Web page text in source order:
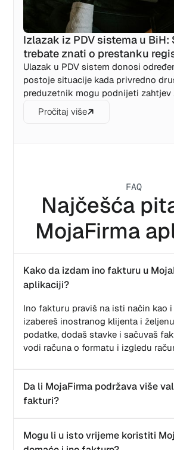
Izlazak iz PDV sistema u BiH:
trebate znati o prestanku
UIO
Ulazak u PDV sistem donosi
postoje situacije kada privredno
preduzetnik mogu podnijeti zahtjev
registracije kod Uprave za
Pročitaj više
FAQ
Najčešća
MojaFirma
Kako da izdam ino fakturu u
aplikaciji?
Ino fakturu praviš na isti način kao i
izabereš inostranog klijenta i
podatke, dodaš stavke i sačuvaš
vodi računa o formatu i izgledu
Da li MojaFirma podržava više
fakturi?
faktura biraš valutu i unosiš iznose
Mogu li u isto vrijeme koristiti